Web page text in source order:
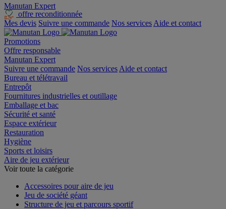
Manutan Expert
offre reconditionnée
Mes devis Suivre une commande Nos services Aide et contact
Promotions
Offre responsable
Manutan Expert
Suivre une commande Nos services Aide et contact
Bureau et télétravail
Entrepôt
Fournitures industrielles et outillage
Emballage et bac
Sécurité et santé
Espace extérieur
Restauration
Hygiène
Sports et loisirs
Aire de jeu extérieur
Voir toute la catégorie
Accessoires pour aire de jeu
Jeu de société géant
Structure de jeu et parcours sportif